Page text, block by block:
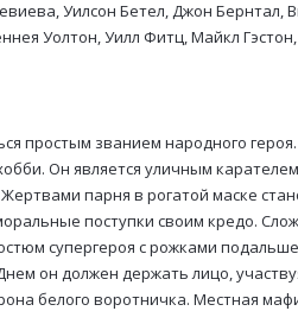
Уилсон Бетел, Джон Бернтал,
Уолтон, Уилл Фитц, Майкл
простым званием народного
Он является уличным
парня в рогатой маске
поступки своим кредо.
супергероя с рожками
он должен держать лицо,
белого воротничка. Местная